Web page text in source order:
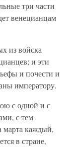
три части
венецианцам
из войска
и эти
и почести и
императору.
с одной и с
с тем
марта каждый,
в стране,